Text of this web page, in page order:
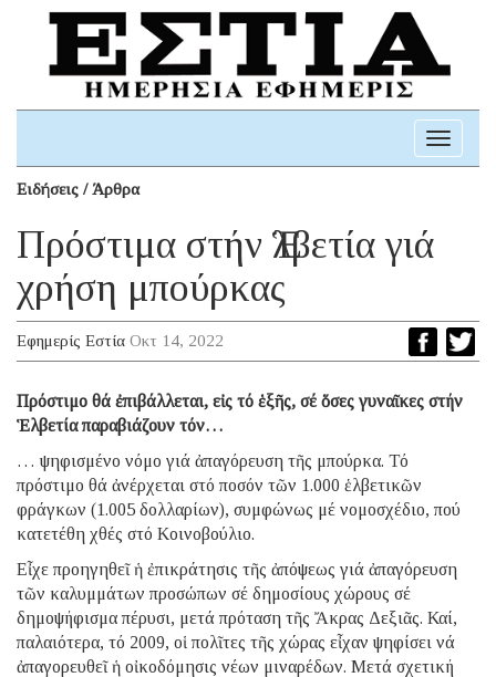
Toggle
Ειδήσεις / Άρθρα
Πρόστιμα στήν Ἑλβετία γιά
χρήση μπούρκας
Εφημερίς Εστία Οκτ 14, 2022
Πρόστιμο θά ἐπιβάλλεται, εἰς τό ἑξῆς, σέ ὅσες γυναῖκες στήν
Ἑλβετία παραβιάζουν τόν…
… ψηφισμένο νόμο γιά ἀπαγόρευση τῆς μπούρκα. Τό
πρόστιμο θά ἀνέρχεται στό ποσόν τῶν 1.000 ἑλβετικῶν
φράγκων (1.005 δολλαρίων), συμφώνως μέ νομοσχέδιο, πού
κατετέθη χθές στό Κοινοβούλιο.
Εἶχε προηγηθεῖ ἡ ἐπικράτησις τῆς ἀπόψεως γιά ἀπαγόρευση
τῶν καλυμμάτων προσώπων σέ δημοσίους χώρους σέ
δημοψήφισμα πέρυσι, μετά πρόταση τῆς Ἄκρας Δεξιᾶς. Καί,
παλαιότερα, τό 2009, οἱ πολῖτες τῆς χώρας εἶχαν ψηφίσει νά
ἀπαγορευθεῖ ἡ οἰκοδόμησις νέων μιναρέδων. Μετά σχετική